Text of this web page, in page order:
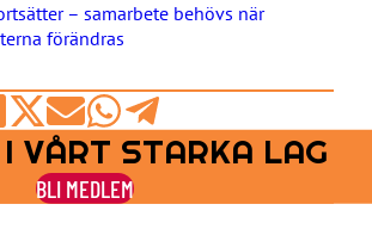
– samarbete behövs när
förändras
Share
on
Share
by
E-
Share
on
WhatsApp
Share
on
Telegram
VÅRT STARKA LAG
BLI MEDLEM